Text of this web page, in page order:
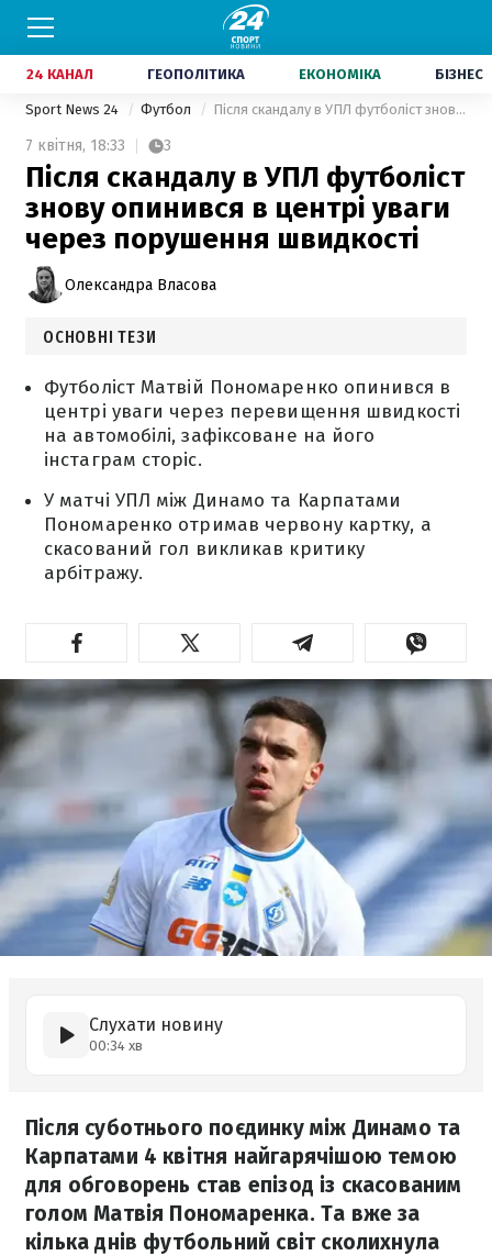
24 КАНАЛ ГЕОПОЛІТИКА ЕКОНОМІКА БІЗНЕС
Sport News 24 Футбол Після скандалу в УПЛ футболіст знову опинився в центрі уваги через порушення швидкості
7 квітня, 18:33 3
Після скандалу в УПЛ футболіст
знову опинився в центрі уваги
через порушення швидкості
Олександра Власова
ОСНОВНІ ТЕЗИ
Футболіст Матвій Пономаренко опинився в
центрі уваги через перевищення швидкості
на автомобілі, зафіксоване на його
інстаграм сторіс.
У матчі УПЛ між Динамо та Карпатами
Пономаренко отримав червону картку, а
скасований гол викликав критику
арбітражу.
Слухати новину
00:34 хв
Після суботнього поєдинку між Динамо та
Карпатами 4 квітня найгарячішою темою
для обговорень став епізод із скасованим
голом Матвія Пономаренка. Та вже за
кілька днів футбольний світ сколихнула